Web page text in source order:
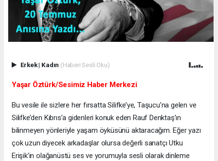
Erkek| Kadın (Haberi Sesli Oku)
Yaşar Öztürk/Sesimiz Haber Merkezi
Bu vesile ile sizlere her fırsatta Silifke’ye, Taşucu’na gelen ve
Silifke’den Kıbrıs’a gidenleri konuk eden Rauf Denktaş’ın
bilinmeyen yönleriyle yaşam öyküsünü aktaracağım. Eğer yazı
çok uzun diyecek arkadaşlar olursa değerli sanatçı Utku
Erişik’in olağanüstü ses ve yorumuyla sesli olarak dinleme